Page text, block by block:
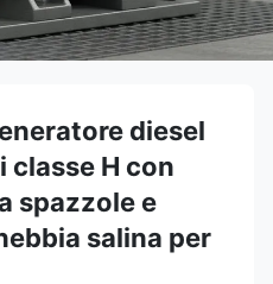
diesel
classe H con
spazzole e
salina per